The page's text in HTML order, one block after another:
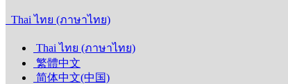
Thai ไทย (ภาษาไทย)
Thai ไทย (ภาษาไทย)
繁體中文
简体中文(中国)